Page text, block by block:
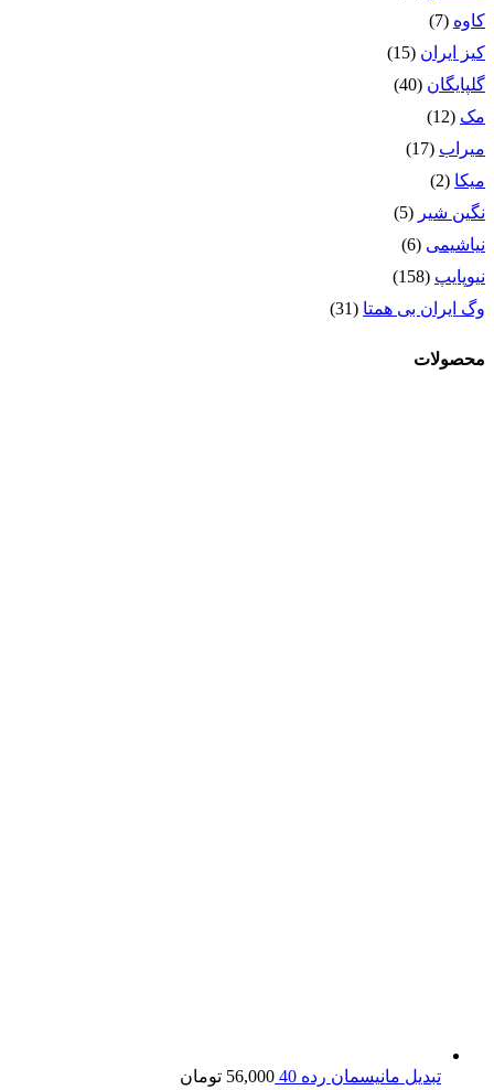
کاوه (7)
کیز ایران (15)
گلپایگان (40)
مک (12)
میراب (17)
میکا (2)
نگین شیر (5)
نیاشیمی (6)
نیوپایپ (158)
وگ ایران بی همتا (31)
محصولات
تبدیل مانیسمان رده 40 56,000 تومان